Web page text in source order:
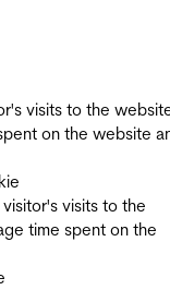
visits to the
on the website
visits to the
time spent on the